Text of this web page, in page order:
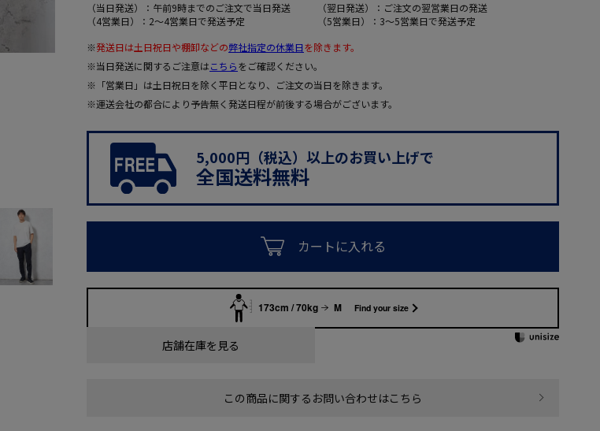
（当日発送）：午前9時までのご注文で当日発送
（翌日発送）：ご注文の翌営業日の発送
（4営業日）：2～4営業日で発送予定
（5営業日）：3～5営業日で発送予定
※発送日は土日祝日や棚卸などの弊社指定の休業日を除きます。
※当日発送に関するご注意はこちらをご確認ください。
※「営業日」は土日祝日を除く平日となり、ご注文の当日を除きます。
※運送会社の都合により予告無く発送日程が前後する場合がございます。
5,000円（税込）以上のお買い上げで
全国送料無料
カートに入れる
173cm / 70kg M Find your size
店舗在庫を見る
この商品に関するお問い合わせはこちら